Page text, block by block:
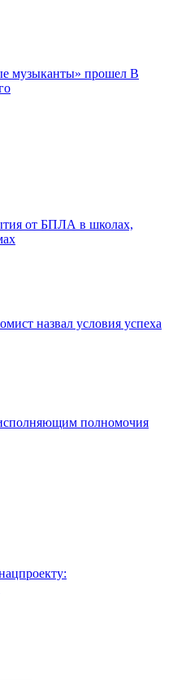
музыканты» прошел В
от БПЛА в школах,
назвал условия успеха
полномочия